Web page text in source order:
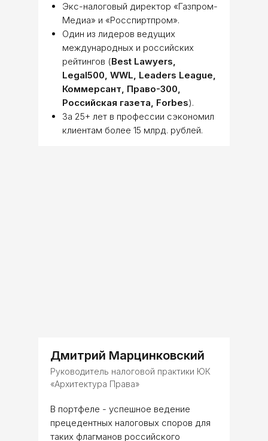
Экс-налоговый директор «Газпром-
Медиа» и «Росспиртпром».
Один из лидеров ведущих
международных и российских
рейтингов (Best Lawyers,
Legal500, WWL, Leaders League,
Коммерсант, Право-300,
Российская газета, Forbes).
За 25+ лет в профессии сэкономил
клиентам более 15 млрд. рублей.
Дмитрий Марцинковский
Руководитель налоговой практики ЮК
«Архитектура Права»
В портфеле - успешное ведение
прецедентных налоговых споров для
таких флагманов российского